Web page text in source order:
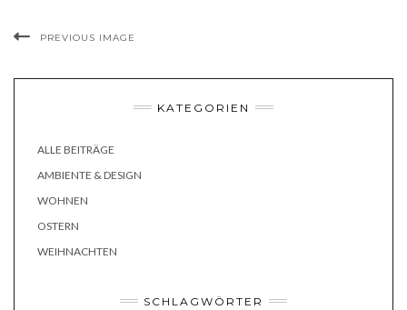
PREVIOUS IMAGE
KATEGORIEN
ALLE BEITRÄGE
AMBIENTE & DESIGN
WOHNEN
OSTERN
WEIHNACHTEN
SCHLAGWÖRTER